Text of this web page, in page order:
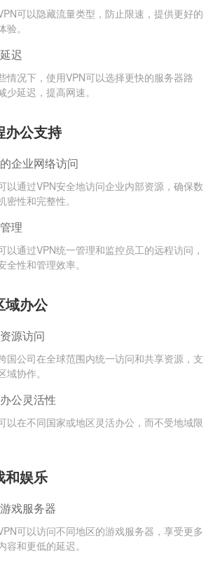
可以隐藏流量类型，防止限速，提供更好的
验。
迟
情况下，使用VPN可以选择更快的服务器路
少延迟，提高网速。
办公支持
企业网络访问
以通过VPN安全地访问企业内部资源，确保数
密性和完整性。
理
以通过VPN统一管理和监控员工的远程访问，
全性和管理效率。
域办公
源访问
国公司在全球范围内统一访问和共享资源，支
域协作。
公灵活性
以在不同国家或地区灵活办公，而不受地域限
和娱乐
戏服务器
可以访问不同地区的游戏服务器，享受更多
容和更低的延迟。